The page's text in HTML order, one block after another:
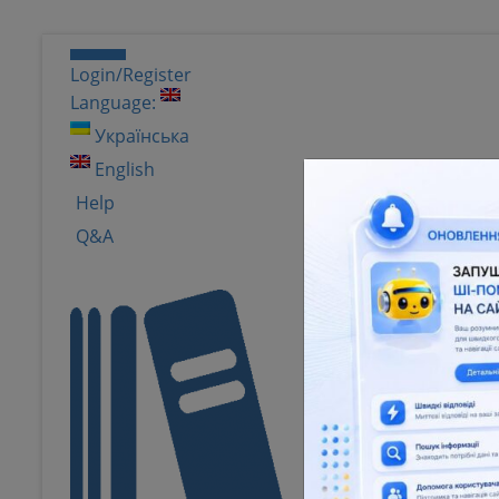
Login/Register
Language:
Українська
English
Help
Q&A